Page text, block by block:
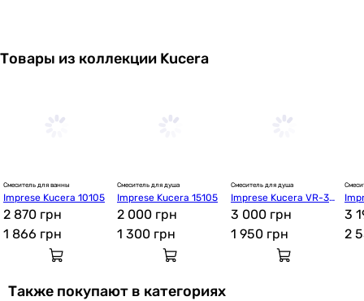
Товары из коллекции Kucera
Смеситель для ванны
Imprese Kucera 10105
2 870 грн
1 866 грн
Смеситель для душа
Imprese Kucera 15105
2 000 грн
1 300 грн
Смеситель для душа
Imprese Kucera VR-30
105
3 000 грн
1 950 грн
3
2
Также покупают в категориях